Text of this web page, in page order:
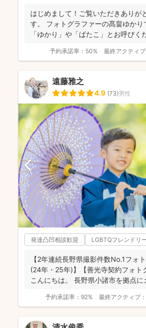
フォトの研修をしっかり受講され、ウ
験もあり、赤ちゃんから大人まで安心
けます♪
はじめまして！ご覧いただきありが
す。 フォトグラファーの髙畠ゆか
「ゆかり」や「ばたこ」とお呼び
予約承諾率： 50% 最終アクティブ
遠藤雅之
4.9 (73)男性
発達凸凹相談歓迎 LGBTQフレンドリ
【2年連続長野県撮影件数No.1フォ
(24年・25年)】【善光寺契約フォト
こんにちは。 長野県小諸市を拠点に
予約承諾率： 92% 最終アクティブ：